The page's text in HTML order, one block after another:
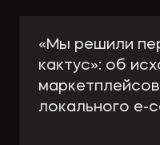
«Мы решили
кактус»: об
локального e-